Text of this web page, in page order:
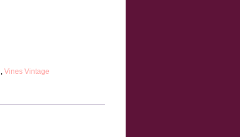
,Vines Vintage